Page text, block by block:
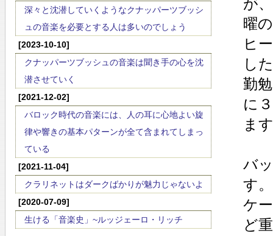
深々と沈潜していくようなクナッパーツブッシ
ュの音楽を必要とする人は多いのでしょう
[2023-10-10]
クナッパーツブッシュの音楽は聞き手の心を沈
潜させていく
[2021-12-02]
バロック時代の音楽には、人の耳に心地よい旋
律や響きの基本パターンが全て含まれてしまっ
ている
[2021-11-04]
クラリネットはダークばかりが魅力じゃないよ
[2020-07-09]
生ける「音楽史」~ルッジェーロ・リッチ
が
曜
ヒ
し
勤
に
ま
バ
す。
ケ
ど